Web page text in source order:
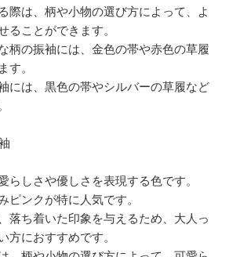
際は、柄や小物の選び方によって、よ
ることができます。
柄の振袖には、金色の帯や赤色の草履
す。
には、黒色の帯やシルバーの草履など
らしさや優しさを表現する色です。
ピンクが特に人気です。
落ち着いた印象を与えるため、大人っ
方におすすめです。